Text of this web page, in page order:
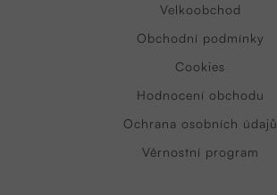
Velkoobchod
Obchodní podmínky
Cookies
Hodnocení obchodu
Ochrana osobních údajů
Věrnostní program